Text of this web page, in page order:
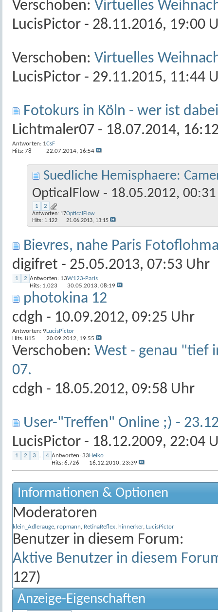
Verschoben: Virtuelles
LucisPictor - 28.11.2016, 19:00
Verschoben: Virtuelles
LucisPictor - 29.11.2015, 11:44
Fotokurs in Köln - wer ist
Lichtmaler07 - 18.07.2014,
Antworten: 1
Hits: 78
CsF
22.07.2014, 16:54
Suedliche Hemisphaere:
OpticalFlow - 18.05.2012,
1 2
Antworten: 17
Hits: 1.122
OpticalFlow
21.06.2013, 13:15
Bievres, nahe Paris
digifret - 25.05.2013, 07:53 Uhr
1 2 Antworten: 13
Hits: 1.023
W123-Paris
30.05.2013, 08:19
photokina 12
cdgh - 10.09.2012, 09:25 Uhr
Antworten: 9
Hits: 815
LucisPictor
20.09.2012, 19:55
Verschoben: West - genau "tief
07.
cdgh - 18.05.2012, 09:58 Uhr
User-"Treffen" Online ;) -
LucisPictor - 18.12.2009, 22:04
1 2 3 ... 4 Antworten: 33
Hits: 6.726
Heiko
16.12.2010, 23:39
Informationen & Optionen
Moderatoren
klein_Adlerauge, ropmann, RetinaReflex, hinnerker, LucisPictor
Benutzer in diesem Forum:
Aktive Benutzer in diesem
127)
Anzeige-Eigenschaften